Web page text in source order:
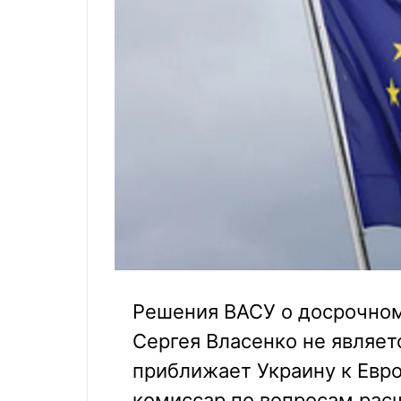
Решения ВАСУ о
Сергея Власенко не
приближает Украину к